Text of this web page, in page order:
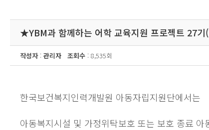
★YBM과 함께하는 어학 교육지원 프로젝트 27
작성자: 관리자 조회수 : 8,535회
한국보건복지인력개발원 아동자립지원단에서는
아동복지시설 및 가정위탁보호 또는 보호 종료 아